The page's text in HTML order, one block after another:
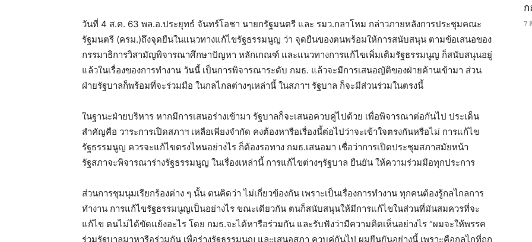
วันที่ 4 ส.ค. 63 พล.อ.ประยุทธ์ จันทร์โอชา นายกรัฐมนตรี และ รมว.กลาโหม กล่าวภายหลังการประชุมคณะ
รัฐมนตรี (ครม.)ถึงจุดยืนในแนวทางแก้ไขรัฐธรรมนูญ ว่า จุดยืนของตนพร้อมให้การสนับสนุน ตามข้อเสนอของ
กรรมาธิการวิสามัญพิจารณาศึกษาปัญหา หลักเกณฑ์ และแนวทางการแก้ไขเพิ่มเติมรัฐธรรมนูญ ก็สนับสนุนอยู่
แล้วในเรื่องของการทำงาน วันนี้ เป็นการพิจารณาระดับ กมธ. แล้วจะมีการเสนอญัติของฝ่ายค้านเข้ามา ส่วน
ฝ่ายรัฐบาลก็พร้อมที่จะร่วมมือ ในกลไกลต่างๆเหล่านี้ ในสภาฯ รัฐบาล ก็จะมีส่วนร่วมในตรงนี้
ในฐานะฝ่ายบริหาร หากมีการเสนอร่างเข้ามา รัฐบาลก็จะเสนอควบคู่ไปด้วย เพื่อพิจารณาต่อกันไป ประเด็น
สำคัญคือ วาระการเปิดสภาฯ เหลือเพียงจำกัด คงต้องหารือเรื่องนี้ต่อไปว่าจะเข้าใจตรงกันหรือไม่ การแก้ไข
รัฐธรรมนูญ ควรจะแก้ไขตรงไหนอย่างไร ก็ต้องรอทาง กมธ.เสนอมา เชื่อว่าการเปิดประชุมสภาสมัยหน้า
รัฐสภาจะพิจารณาร่างรัฐธรรมนูญ ในเรื่องเหล่านี้ การแก้ไขต่างๆรัฐบาล ยืนยัน ให้ความร่วมมือทุกประการ
ส่วนการชุมนุมเรียกร้องต่าง ๆ นั้น ตนคิดว่า ไม่เกี่ยวข้องกัน เพราะเป็นเรื่องการทำงาน ทุกคนต้องรู้กลไกลการ
ทำงาน การแก้ไขรัฐธรรมนูญเป็นอย่างไร ขณะเดียวกัน ตนก็สนับสนุนให้มีการแก้ไขในส่วนที่มันสมควรที่จะ
แก้ไข ตนไม่ได้ขัดแย้งอะไร โดย กมธ.จะได้หารือร่วมกัน และรับฟังว่ามีความคิดเห็นอย่างไร “ผมจะให้พรรค
ร่วมรัฐบาลมาหารือร่วมกัน เพื่อร่างรัฐธรรมนูญ และเสนอสภา ควบคู่กันไป ผมยืนยันอย่างนี้ เพราะคือกลไกที่ถูก
7